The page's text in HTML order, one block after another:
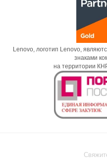
Lenovo, логотип Lenovo,
знаками
на территории